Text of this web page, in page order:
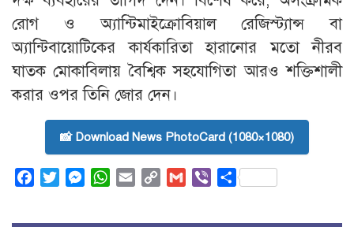
রোগ ও অ্যান্টিমাইক্রোবিয়াল রেজিস্ট্যান্স বা
অ্যান্টিবায়োটিকের কার্যকারিতা হারানোর মতো নীরব
ঘাতক মোকাবিলায় বৈশ্বিক সহযোগিতা আরও শক্তিশালী
করার ওপর তিনি জোর দেন।
📸 Download News PhotoCard (1080×1080)
FacebookTwitterMessenger
WhatsApp
Email
Copy
Gmail ViberShare